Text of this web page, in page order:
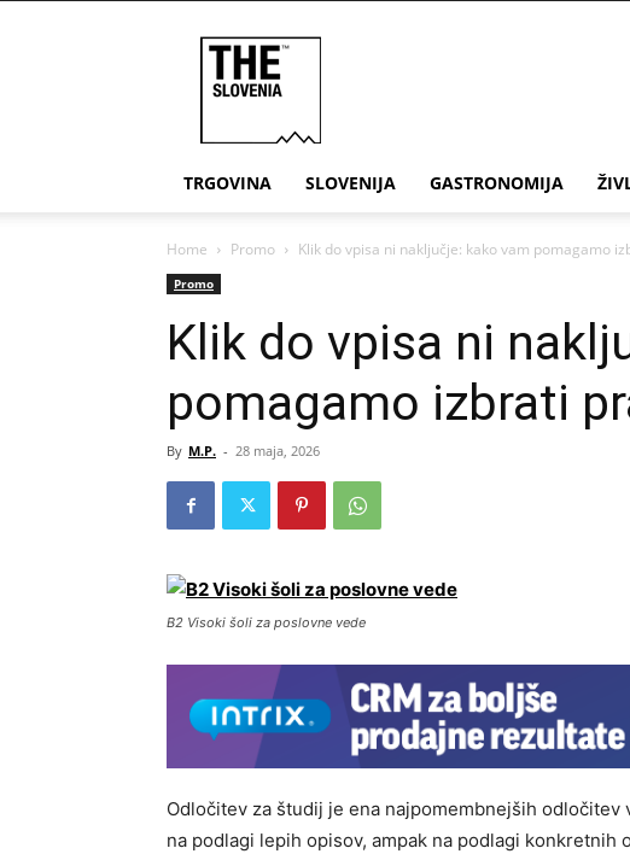
TRGOVINA SLOVENIJA GASTRONOMIJA
Home Promo Klik do vpisa ni naključje: kako vam pomagamo
Promo
Klik do vpisa ni
pomagamo izbrati
By M.P. - 28 maja, 2026
B2 Visoki šoli za poslovne vede
Odločitev za študij je ena najpomembnejših odločitev
na podlagi lepih opisov, ampak na podlagi konkretnih